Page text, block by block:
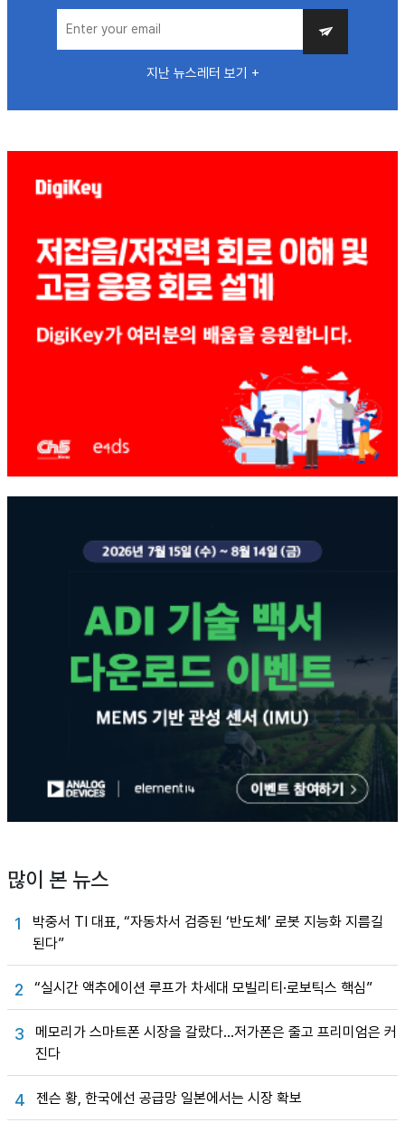
지난 뉴스레터 보기 +
많이 본 뉴스
1
박중서 TI 대표, “자동차서 검증된 ‘반도체’ 로봇 지능화 지름길
된다”
2 “실시간 액추에이션 루프가 차세대 모빌리티·로보틱스 핵심”
3
메모리가 스마트폰 시장을 갈랐다…저가폰은 줄고 프리미엄은 커
진다
4 젠슨 황, 한국에선 공급망 일본에서는 시장 확보